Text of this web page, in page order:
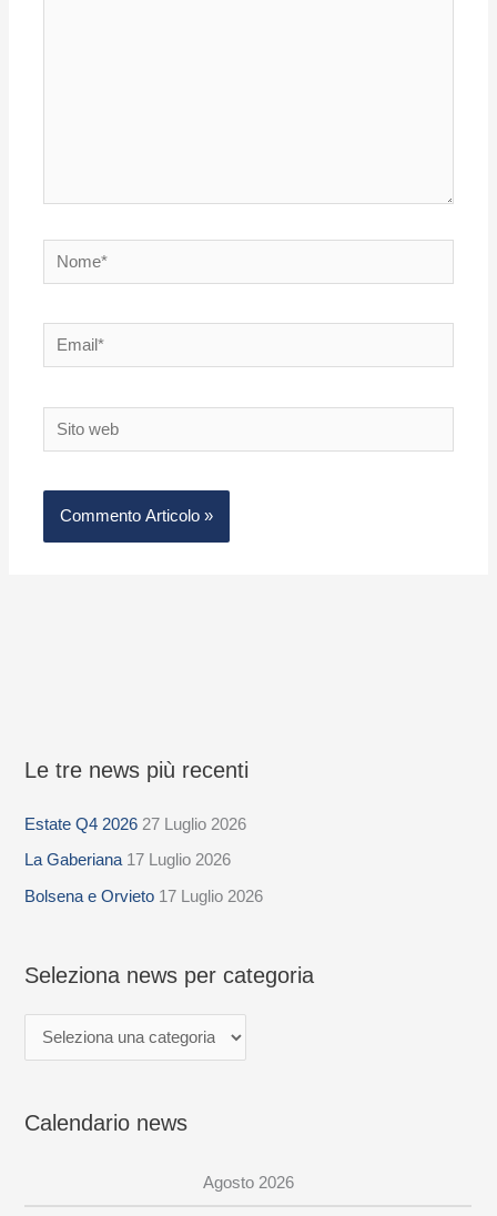
Nome*
Email*
Sito
web
Le tre news più recenti
Estate Q4 2026 27 Luglio 2026
La Gaberiana 17 Luglio 2026
Bolsena e Orvieto 17 Luglio 2026
Seleziona news per categoria
S
l
e
z
n
w
Calendario news
Agosto 2026